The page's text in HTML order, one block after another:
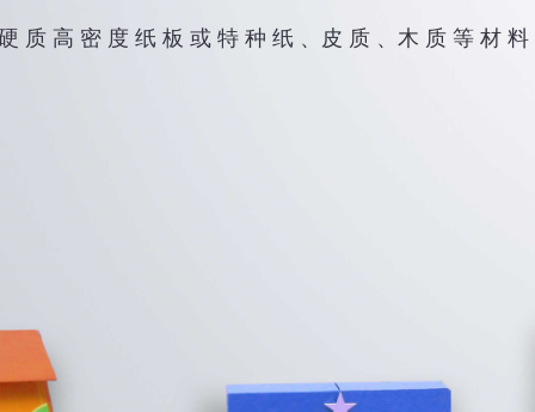
质 高 密 度 纸 板 或 特 种 纸 、皮 质 、木 质 等 材